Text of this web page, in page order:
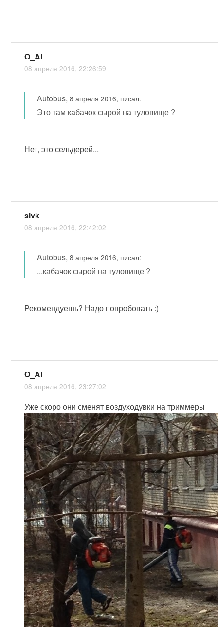
O_Al
08 апреля 2016, 22:26:59
Autobus,8 апреля 2016, писал:
Это там кабачок сырой на туловище ?
Нет, это сельдерей...
slvk
08 апреля 2016, 22:42:02
Autobus,8 апреля 2016, писал:
...кабачок сырой на туловище ?
Рекомендуешь? Надо попробовать :)
O_Al
08 апреля 2016, 23:27:02
Уже скоро они сменят воздуходувки на триммеры